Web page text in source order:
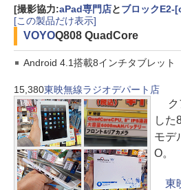
[撮影協力:aPad専門店とブロックE2-
[この製品だけ表示]
VOYOQ808 QuadCore
Android 4.1搭載8インチタブレット
15,380東映無線ラジオデパート店
ク
した
モデ
O。
東